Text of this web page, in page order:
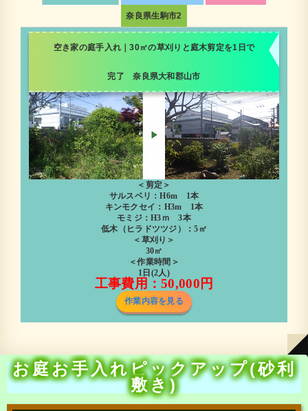
奈良県生駒市2
空き家の庭手入れ｜30㎡の草刈りと庭木剪定を1日で
完了 奈良県大和郡山市
＜剪定＞
サルスベリ：H6m 1本
キンモクセイ：H3m 1本
モミジ：H3ｍ 3本
低木（ヒラドツツジ）：5㎡
＜草刈り＞
30㎡
＜作業時間＞
1日(2人)
工事費用：50,000円
作業内容を見る
お庭お手入れピックアップ(砂利
敷き)